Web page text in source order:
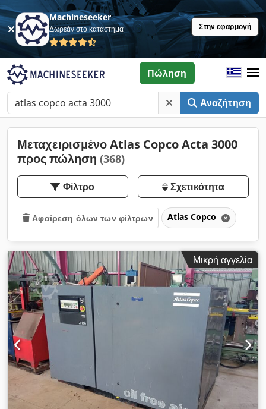
Machineseeker
Δωρεάν στο κατάστημα Στην εφαρμογή
Αναζήτηση
Πώληση
Μεταχειρισμένο Atlas Copco Acta 3000
προς πώληση (368)
Φίλτρο Σχετικότητα
Αφαίρεση όλων των φίλτρων Atlas Copco
Μικρή αγγελία